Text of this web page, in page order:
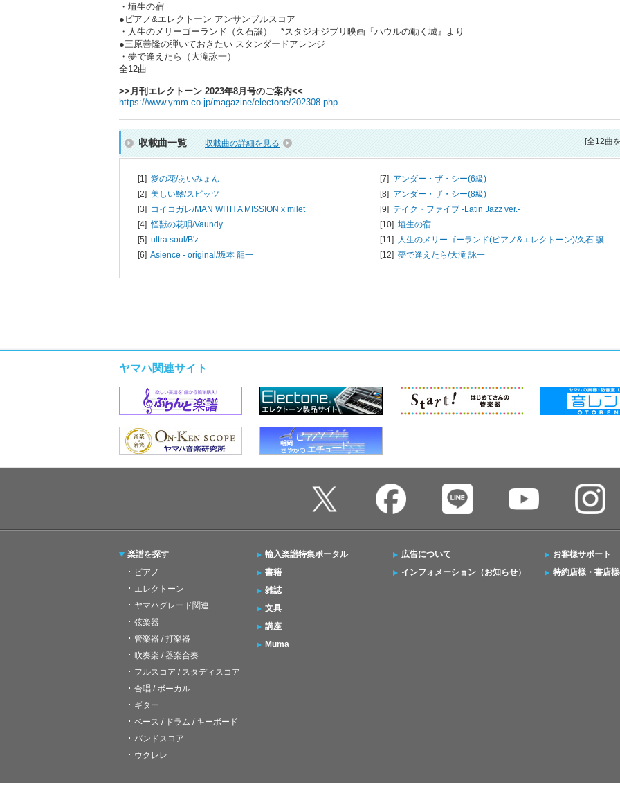
・埴生の宿
●ピアノ&エレクトーン アンサンブルスコア
・人生のメリーゴーランド（久石譲） *スタジオジブリ映画『ハウルの動く城』より
●三原善隆の弾いておきたい スタンダードアレンジ
・夢で逢えたら（大滝詠一）
全12曲
>>月刊エレクトーン 2023年8月号のご案内<<
https://www.ymm.co.jp/magazine/electone/202308.php
収載曲一覧 収載曲の詳細を見る [全12曲
[1] 愛の花/あいみょん
[2] 美しい鰭/スピッツ
[3] コイコガレ/MAN WITH A MISSION x milet
[4]怪獣の花唄/Vaundy
[5] ultra soul/B'z
[6] Asience - original/坂本 龍一
[7] アンダー・ザ・シー(6級)
[8] アンダー・ザ・シー(8級)
[9] テイク・ファイブ -Latin Jazz ver.-
[10] 埴生の宿
[11] 人生のメリーゴーランド(ピアノ&エレクトーン)/久石 譲
[12] 夢で逢えたら/大滝 詠一
ヤマハ関連サイト
楽譜を探す
ピアノ
エレクトーン
ヤマハグレード関連
弦楽器
管楽器 / 打楽器
吹奏楽 / 器楽合奏
フルスコア / スタディスコア
合唱 / ボーカル
ギター
ベース / ドラム / キーボード
バンドスコア
ウクレレ
輸入楽譜特集ポータル
書籍
雑誌
文具
講座
Muma
広告について
インフォメーション（お知らせ）
お客様サポート
特約店様・書店